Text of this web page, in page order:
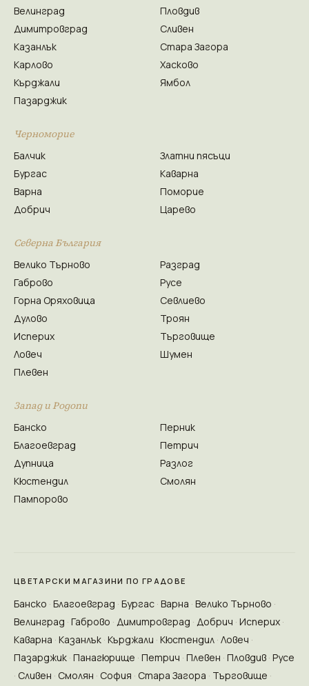
Велинград
Димитровград
Казанлък
Карлово
Кърджали
Пазарджик
Пловдив
Сливен
Стара Загора
Хасково
Ямбол
Черноморие
Балчик
Бургас
Варна
Добрич
Златни пясъци
Каварна
Поморие
Царево
Северна България
Велико Търново
Габрово
Горна Оряховица
Дулово
Исперих
Ловеч
Плевен
Разград
Русе
Севлиево
Троян
Търговище
Шумен
Запад и Родопи
Банско
Благоевград
Дупница
Кюстендил
Пампорово
Перник
Петрич
Разлог
Смолян
ЦВЕТАРСКИ МАГАЗИНИ ПО ГРАДОВЕ
Банско Благоевград Бургас Варна Велико Търново
Велинград Габрово Димитровград Добрич Исперих
Каварна Казанлък Кърджали Кюстендил Ловеч
Пазарджик Панагюрище Петрич Плевен Пловдив Русе
Сливен Смолян София Стара Загора Търговище